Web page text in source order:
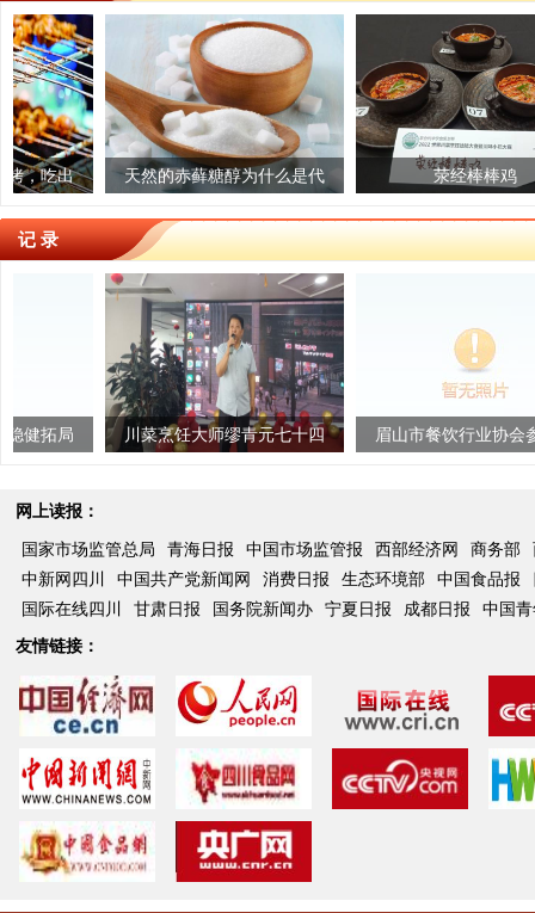
天然的赤藓糖醇为什么是代
荥经棒棒鸡
乐享预制菜 安全记心上 爱媛冻橙
记 录
川菜烹饪大师缪青元七十四
眉山市餐饮行业协会参与首
网上读报：
国家市场监管总局
青海日报 中国市场监管报 西部经济网 商务部
中新网四川
中国共产党新闻网 消费日报 生态环境部 中国食品报
国际在线四川
甘肃日报 国务院新闻办 宁夏日报 成都日报
中国
友情链接：